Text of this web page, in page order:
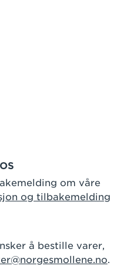
om våre
og tilbakemelding
å bestille varer,
.